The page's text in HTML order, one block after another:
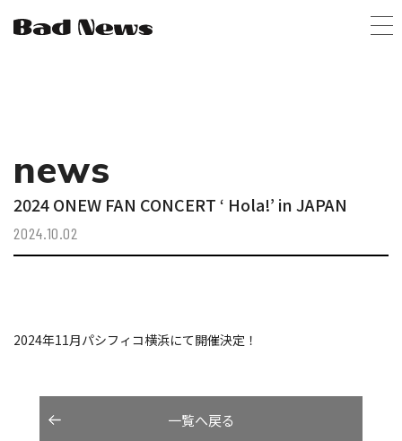
news
2024 ONEW FAN CONCERT ‘ Hola!’ in JAPAN
2024.10.02
2024年11月パシフィコ横浜にて開催決定！
一覧へ戻る